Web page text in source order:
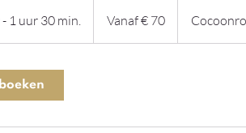
- 1 uur 30 min.
u
euroVanaf € 70